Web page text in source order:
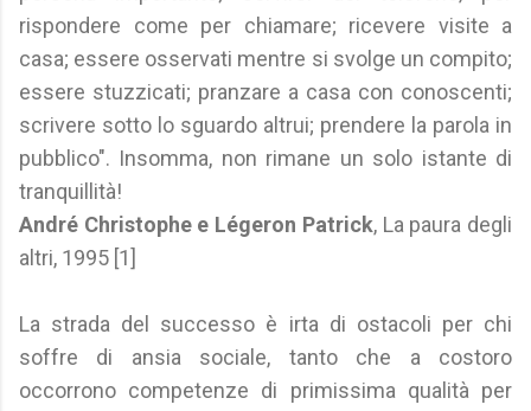
rispondere come per chiamare; ricevere visite a
casa; essere osservati mentre si svolge un compito;
essere stuzzicati; pranzare a casa con conoscenti;
scrivere sotto lo sguardo altrui; prendere la parola in
pubblico". Insomma, non rimane un solo istante di
tranquillità!
André Christophe e Légeron Patrick, La paura degli
altri, 1995 [1]
La strada del successo è irta di ostacoli per chi
soffre di ansia sociale, tanto che a costoro
occorrono competenze di primissima qualità per